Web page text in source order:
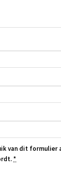
van dit formulier
*